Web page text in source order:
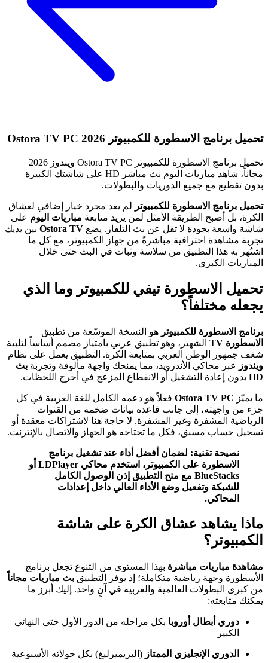
تحميل برنامج الاسطورة للكمبيوتر Ostora TV PC 2026
تحميل برنامج الاسطورة للكمبيوتر Ostora TV PC ويندوز 2026
مجاناً، شاهد مباريات اليوم بث مباشر HD على شاشتك الكبيرة
بدون تقطيع مع جميع الدوريات والبطولات.
تحميل برنامج الاسطورة للكمبيوتر لم يعد مجرد خيار إضافي لعشاق
الكرة، بل أصبح الطريقة الأمثل لمن يريد متابعة مباريات اليوم على
شاشة واسعة بجودة لا تقل عن بث التلفاز. يضع Ostora TV بين يديك
تجربة مشاهدة احترافية مباشرةً من جهاز الكمبيوتر، مع كل ما
اشتُهر به هذا التطبيق من سلاسة وثبات في البث حتى خلال
المباريات الكبرى.
تحميل الاسطورة تيفي للكمبيوتر وما الذي
يجعله مختلفاً؟
برنامج الاسطورة للكمبيوتر هو النسخة الموسّعة من تطبيق
الاسطورة TV
الشهير، وهو تطبيق عربي بامتياز مصمم أساساً لتلبية
شغف جمهور الوطن العربي بمتابعة الكرة. التطبيق يعمل على نظام
ويندوز عبر محاكي الأندرويد، مما يمنحك واجهة مألوفة وتجربة بث
HD بدون إعادة التشغيل أو الانقطاع المزعج في أحرج اللحظات.
ما يميّز Ostora TV PC فعلاً هو دعمه الكامل للغة العربية في كل
جزء من واجهته، إلى جانب قاعدة بيانات ضخمة من القنوات
الرياضية المشفرة وغير المشفرة. لا حاجة هنا لاشتراكات معقدة أو
تسجيل حساب مسبق، فكل ما تحتاجه هو الجهاز والاتصال بالإنترنت.
نصيحة تقنية: لضمان أفضل أداء عند تشغيل برنامج
الاسطورة على الكمبيوتر، استخدم محاكي LDPlayer أو
BlueStacks مع منح التطبيق إذن الوصول الكامل
للشبكة وتفعيل وضع الأداء العالي داخل إعدادات
المحاكي.
ماذا يشاهد عشاق الكرة على شاشة
الكمبيوتر؟
مشاهدة مباريات مباشرة بهذا المستوى من التنوع تجعل برنامج
الأسطورة وجهة رياضية متكاملة؛ إذ يوفر التطبيق بث مباريات مجاناً
من كبرى البطولات العالمية والعربية في آنٍ واحد. إليك أبرز ما
يمكنك متابعته:
دوري أبطال أوروبا بكل مراحله من الدور الأول حتى النهائي
الكبير
الدوري الإنجليزي الممتاز (البريميرليغ) بكل جولاته الأسبوعية